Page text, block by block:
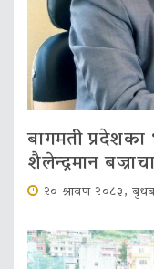
बागमती प्रदेशका
शैलेन्द्रमान
२० श्रावण २०८३,